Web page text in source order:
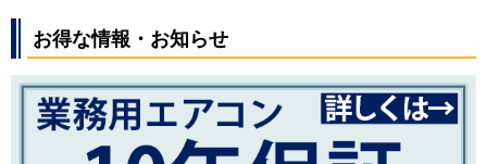
お得な情報・お知らせ